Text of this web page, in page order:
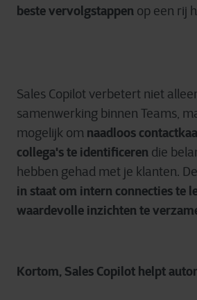
beste vervolgstappen op een rij
Sales Copilot verbetert niet
samenwerking binnen Teams,
mogelijk om naadloos
collega's te identificeren die
hebben gehad met je klanten.
in staat om intern connecties te
waardevolle inzichten te
Kortom, Sales Copilot helpt